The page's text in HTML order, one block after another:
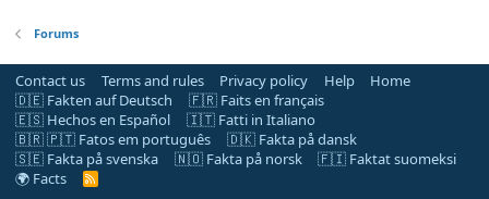
Forums
Contact us Terms and rules Privacy policy Help
Home
🇩🇪 Fakten auf Deutsch
🇫🇷 Faits en français
🇪🇸 Hechos en Español
🇮🇹 Fatti in Italiano
🇧🇷 🇵🇹 Fatos em português
🇩🇰 Fakta på dansk
🇸🇪 Fakta på svenska
🇳🇴 Fakta på norsk
🇫🇮 Faktat suomeksi
🌍 Facts
R